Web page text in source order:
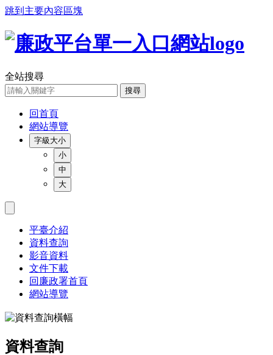
跳到主要內容區塊
全站搜尋
搜尋
回首頁
網站導覽
字級大小
小
中
大
平臺介紹
資料查詢
影音資料
文件下載
回廉政署首頁
網站導覽
資料查詢